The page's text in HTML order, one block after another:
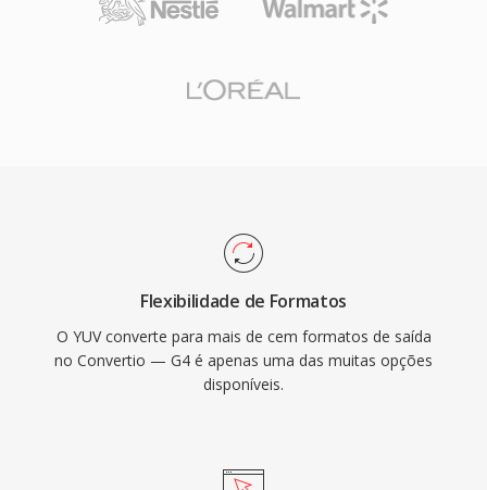
Flexibilidade de Formatos
O YUV converte para mais de cem formatos de saída
no Convertio — G4 é apenas uma das muitas opções
disponíveis.